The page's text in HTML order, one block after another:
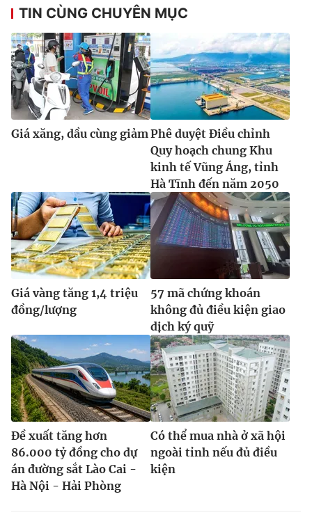
TIN CÙNG CHUYÊN MỤC
Giá xăng, dầu cùng giảm Phê duyệt Điều chỉnh
Quy hoạch chung Khu
kinh tế Vũng Áng, tỉnh
Hà Tĩnh đến năm 2050
Giá vàng tăng 1,4 triệu
đồng/lượng
57 mã chứng khoán
không đủ điều kiện giao
dịch ký quỹ
Đề xuất tăng hơn
86.000 tỷ đồng cho dự
án đường sắt Lào Cai -
Hà Nội - Hải Phòng
Có thể mua nhà ở xã hội
ngoài tỉnh nếu đủ điều
kiện